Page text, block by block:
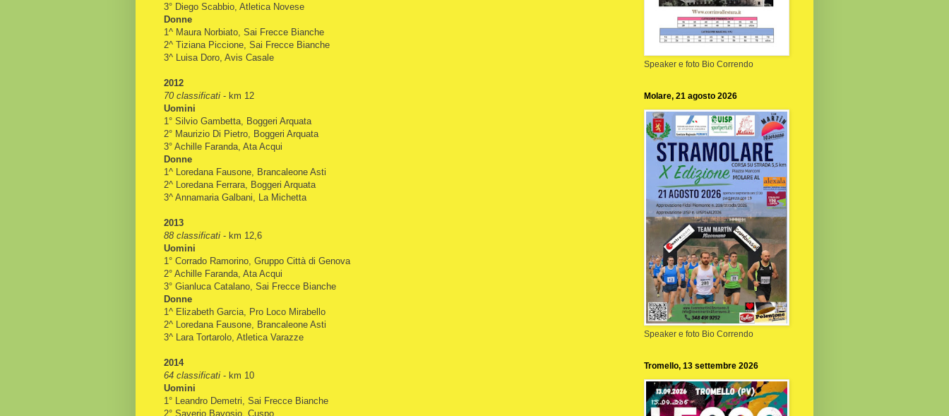
3° Diego Scabbio, Atletica Novese
Donne
1^ Maura Norbiato, Sai Frecce Bianche
2^ Tiziana Piccione, Sai Frecce Bianche
3^ Luisa Doro, Avis Casale
2012
70 classificati - km 12
Uomini
1° Silvio Gambetta, Boggeri Arquata
2° Maurizio Di Pietro, Boggeri Arquata
3° Achille Faranda, Ata Acqui
Donne
1^ Loredana Fausone, Brancaleone Asti
2^ Loredana Ferrara, Boggeri Arquata
3^ Annamaria Galbani, La Michetta
2013
88 classificati - km 12,6
Uomini
1° Corrado Ramorino, Gruppo Città di Genova
2° Achille Faranda, Ata Acqui
3° Gianluca Catalano, Sai Frecce Bianche
Donne
1^ Elizabeth Garcia, Pro Loco Mirabello
2^ Loredana Fausone, Brancaleone Asti
3^ Lara Tortarolo, Atletica Varazze
2014
64 classificati - km 10
Uomini
1° Leandro Demetri, Sai Frecce Bianche
2° Saverio Bavosio, Cuspo
Speaker e foto Bio Correndo
Molare, 21 agosto 2026
Speaker e foto Bio Correndo
Tromello, 13 settembre 2026